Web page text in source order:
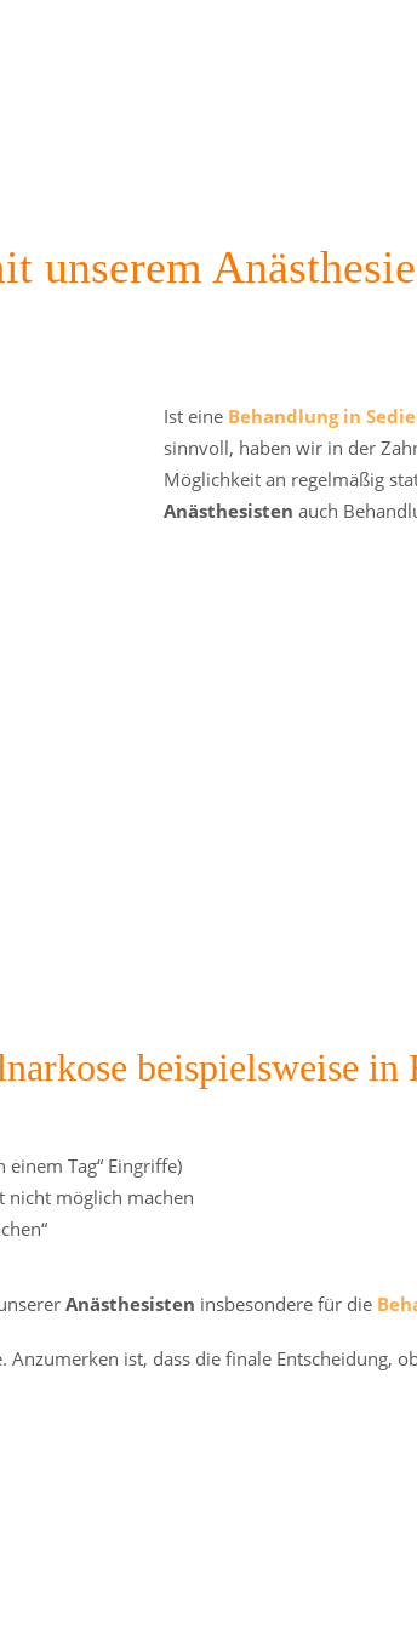
unserem
Ist eine Behandlung in
sinnvoll, haben wir in der
Möglichkeit an regelmäßig
Anästhesisten auch
beispielsweise in
einem Tag“ Eingriffe)
möglich machen
Anästhesisten insbesondere für die
ist, dass die finale Entscheidung,